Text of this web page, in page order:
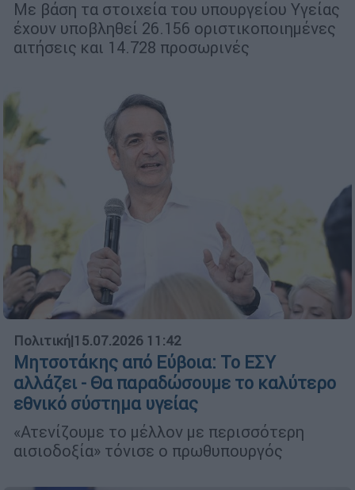
Με βάση τα στοιχεία του υπουργείου Υγείας
έχουν υποβληθεί 26.156 οριστικοποιημένες
αιτήσεις και 14.728 προσωρινές
Πολιτική|15.07.2026 11:42
Μητσοτάκης από Εύβοια: Το ΕΣΥ
αλλάζει - Θα παραδώσουμε το καλύτερο
εθνικό σύστημα υγείας
«Ατενίζουμε το μέλλον με περισσότερη
αισιοδοξία» τόνισε ο πρωθυπουργός